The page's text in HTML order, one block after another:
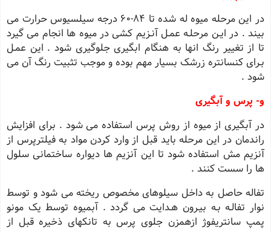
در این مرحله میوه له شده تا 84-60 درجه سیلسیوس حرارت می
بیند . در ایـن مرحلـه عمـل آنـزیم کشی در میوه ها انجام می گیرد
تا از تغییر رنگ انها به هنگام ابگیری جلوگیری شود . این عمـل
بـرای کنسانتره زرشک بسیار مهم بوده و موجب تثبیت رنگ آن می
شود .
و- پرس و آبگیری
در آبگیری از میوه از روش پرس استفاده می شود . برای افزایش
راندمان در این مرحله باید قبل از وارد کردن مواد به فیلترپرس از
آنزیم مش استفاده شود تا این آنزیم ها دیواره ساختمانی سلول
ها را سست کنند .
تفاله حاصل به داخل سیلوهای مخصوص ریخته می شود و توسط
نوار تفالـه بـه بیـرون هـدایت می گردد . آبمیوه توسط یک مونو
پمپ سانتریفوژ ازهمزن جلوی پرس به تانکهای ذخیره قبل از